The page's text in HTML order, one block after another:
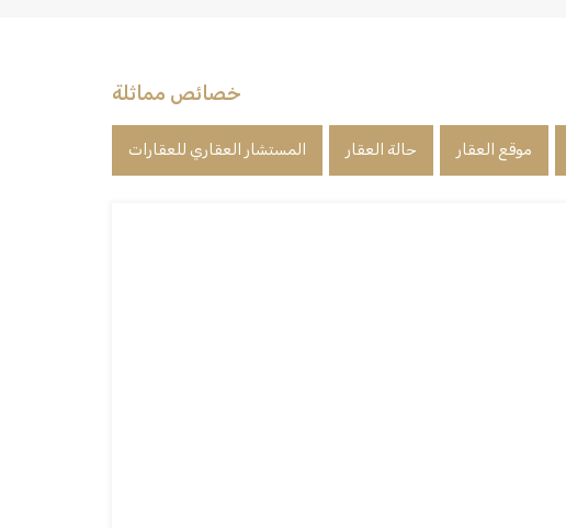
خصائص مماثلة
موقع العقار حالة العقار المستشار العقاري للعقارات